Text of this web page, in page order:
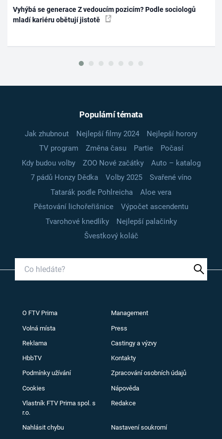
Vyhýbá se generace Z vedoucím pozicím? Podle sociologů
mladí kariéru obětují jistotě
Populární témata
Jak zhubnout Nejlepší filmy 2024
Nejlepší horory
TV program
Změna času Partie
Počasí
Kdy budou volby
ZOO Nové začátky
Auto – katalog
7 pádů Honzy Dědka
Volby 2025
Svařené víno
Tatarák podle Pohlreicha
Aloe vera
Pěstování lichořeřišnice
Výpočet ascendentu
Tvarohové knedlíky
Nejlepší palačinky
Švestkový koláč
O FTV Prima Management
Volná místa Press
Reklama Castingy a výzvy
HbbTV Kontakty
Podmínky užívání Zpracování osobních údajů
Cookies Nápověda
Vlastník FTV Prima spol. s
r.o.
Redakce
Nahlásit chybu Nastavení soukromí